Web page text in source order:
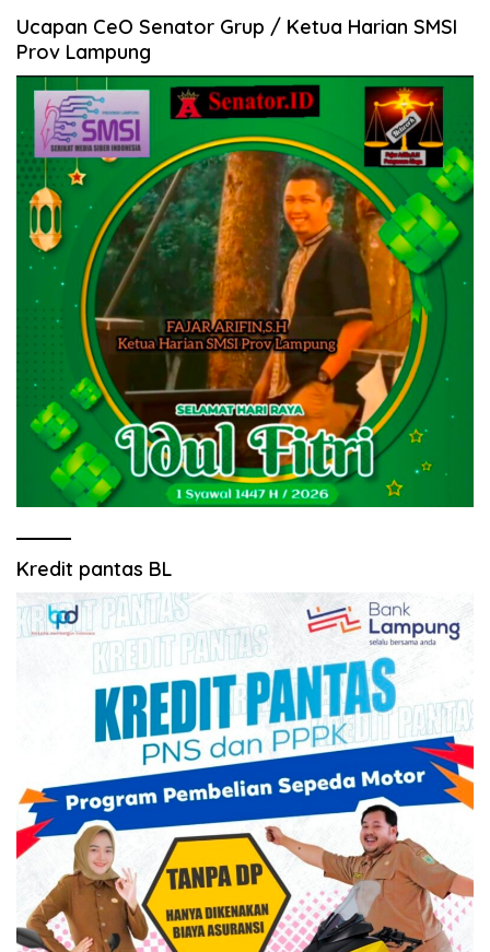
Ucapan CeO Senator Grup / Ketua Harian SMSI
Prov Lampung
Kredit pantas BL